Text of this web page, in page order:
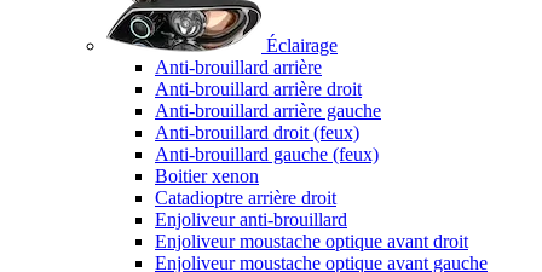
Éclairage
Anti-brouillard arrière
Anti-brouillard arrière droit
Anti-brouillard arrière gauche
Anti-brouillard droit (feux)
Anti-brouillard gauche (feux)
Boitier xenon
Catadioptre arrière droit
Enjoliveur anti-brouillard
Enjoliveur moustache optique avant droit
Enjoliveur moustache optique avant gauche